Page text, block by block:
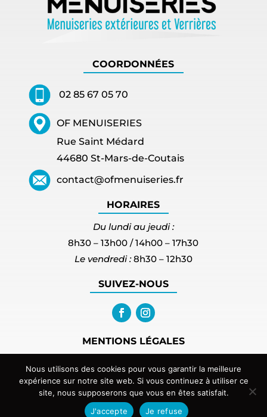
COORDONNÉES
02 85 67 05 70
OF MENUISERIES
Rue Saint Médard
44680 St-Mars-de-Coutais
contact@ofmenuiseries.fr
HORAIRES
Du lundi au jeudi :
8h30 – 13h00 / 14h00 – 17h30
Le vendredi :8h30 – 12h30
SUIVEZ-NOUS
MENTIONS LÉGALES
© 2024 OF MENUISERIES.
Nous utilisons des cookies pour vous garantir la meilleure
expérience sur notre site web. Si vous continuez à utiliser ce
site, nous supposerons que vous en êtes satisfait.
J'accepte
Je refuse